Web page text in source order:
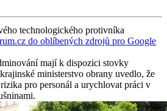
technologického protivníka
do oblíbených zdrojů pro Google
mají k dispozici stovky
ministerstvo obrany uvedlo, že
pro personál a urychlovat práci v